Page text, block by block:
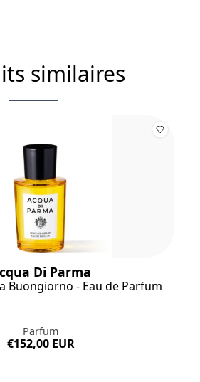
similaires
Di Parma
Buongiorno - Eau de Parfum
Parfum
€152,00 EUR